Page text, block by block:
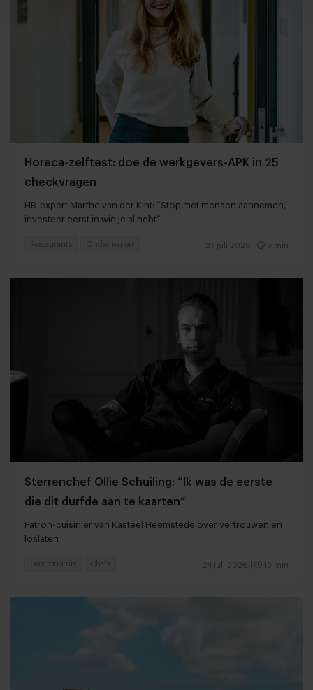
Horeca-zelftest: doe de werkgevers-APK in 25
checkvragen
HR-expert Marthe van der Kint: “Stop met mensen aannemen,
investeer eerst in wie je al hebt”
27 juli 2026 5 min
Restaurants Ondernemen
Sterrenchef Ollie Schuiling: “Ik was de eerste
die dit durfde aan te kaarten”
Patron-cuisinier van Kasteel Heemstede over vertrouwen en
loslaten
24 juli 2026 13 min
Gastronomie Chefs